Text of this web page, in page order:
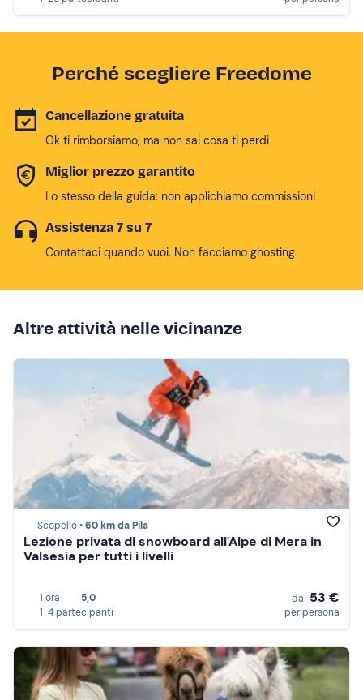
Perché scegliere Freedome
Cancellazione gratuita
Ok ti rimborsiamo, ma non sai cosa ti perdi
Miglior prezzo garantito
Lo stesso della guida: non applichiamo commissioni
Assistenza 7 su 7
Contattaci quando vuoi. Non facciamo ghosting
Altre attività nelle vicinanze
Scopello •60 km da Pila
Lezione privata di snowboard all'Alpe di Mera in
Valsesia per tutti i livelli
1 ora
5,0
1-4 partecipanti
da 53 €
per persona